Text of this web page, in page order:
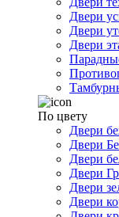
Двери
Двери
Двери
По цвету
Двери
Двери
Двери
Двери
Двери
Двери